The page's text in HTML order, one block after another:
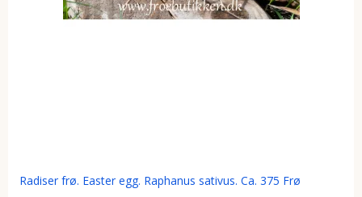
Radiser frø. Easter egg. Raphanus sativus. Ca. 375 Frø